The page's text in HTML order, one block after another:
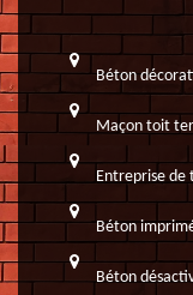
Béton
Maçon toit
Entreprise de
Béton
Béton